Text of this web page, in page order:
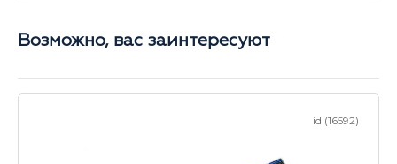
Возможно, вас заинтересуют
id (16592)